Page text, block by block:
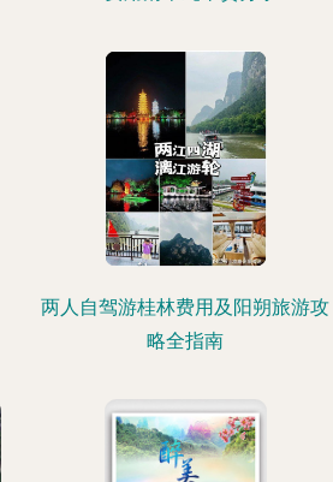
两人自驾游桂林费用及阳朔旅游攻
略全指南